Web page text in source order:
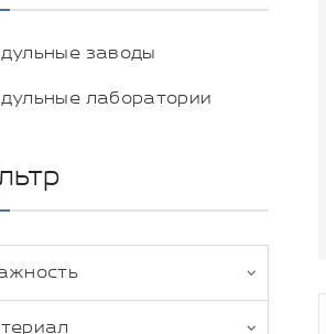
заводы
лаборатории